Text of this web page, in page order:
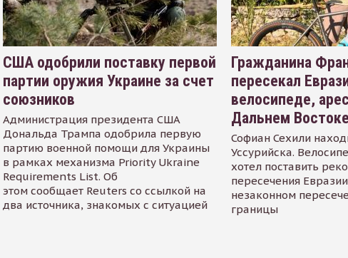
США одобрили поставку первой
партии оружия Украине за счет
союзников
Администрация президента США
Дональда Трампа одобрила первую
партию военной помощи для Украины
в рамках механизма Priority Ukraine
Requirements List. Об
этом сообщает Reuters со ссылкой на
два источника, знакомых с ситуацией
Гражданина
пересекал
велосипеде,
Дальнем Востоке
Софиан Сехили
Уссурийска.
хотел поставить
пересечения
незаконном
границы